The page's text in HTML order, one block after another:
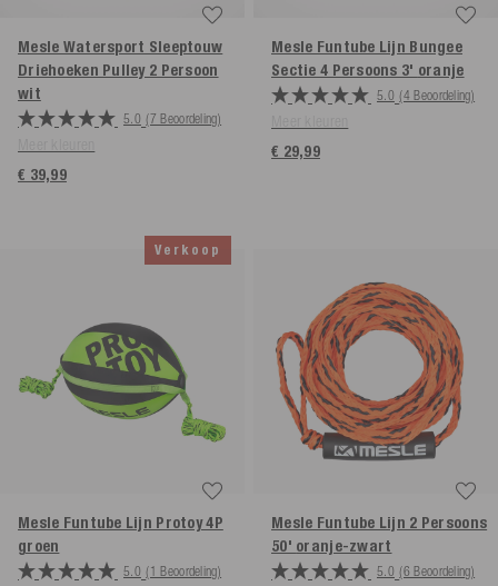
Mesle Watersport Sleeptouw
Driehoeken Pulley 2 Persoon
wit
5.0 (7 Beoordeling)
€ 39,99
Mesle Funtube Lijn Bungee
Sectie 4 Persoons 3' oranje
5.0 (4 Beoordeling)
€ 29,99
Verkoop
Mesle Funtube Lijn Protoy 4P
groen
5.0 (1 Beoordeling)
Mesle Funtube Lijn 2 Persoons
50' oranje-zwart
5.0 (6 Beoordeling)